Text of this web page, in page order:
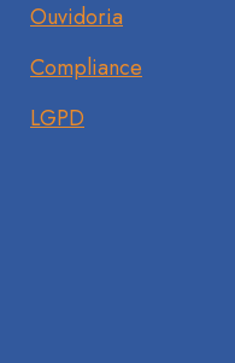
Ouvidoria
Compliance
LGPD